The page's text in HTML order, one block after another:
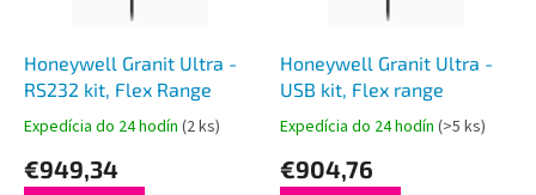
Honeywell Granit Ultra -
RS232 kit, Flex Range
Expedícia do 24 hodín (2 ks)
€949,34
Honeywell Granit Ultra -
USB kit, Flex range
Expedícia do 24 hodín (>5 ks)
€904,76